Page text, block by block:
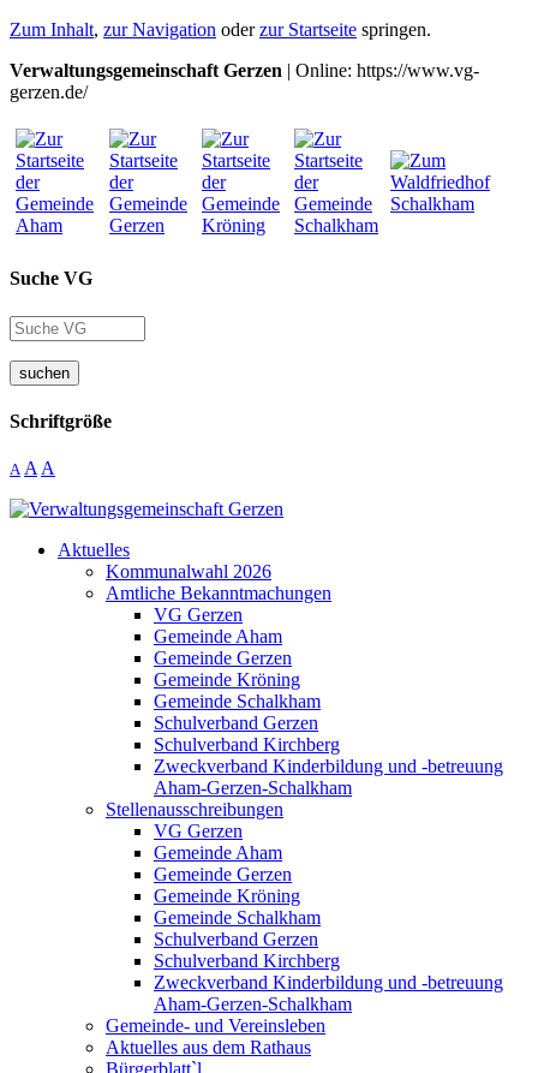
Zum Inhalt, zur Navigation oderzur Startseite springen.
Verwaltungsgemeinschaft Gerzen | Online: https://www.vg-
gerzen.de/
Suche VG
suchen
Schriftgröße
A A A
Aktuelles
Kommunalwahl 2026
Amtliche Bekanntmachungen
VG Gerzen
Gemeinde Aham
Gemeinde Gerzen
Gemeinde Kröning
Gemeinde Schalkham
Schulverband Gerzen
Schulverband Kirchberg
Zweckverband Kinderbildung und -betreuung
Aham-Gerzen-Schalkham
Stellenausschreibungen
VG Gerzen
Gemeinde Aham
Gemeinde Gerzen
Gemeinde Kröning
Gemeinde Schalkham
Schulverband Gerzen
Schulverband Kirchberg
Zweckverband Kinderbildung und -betreuung
Aham-Gerzen-Schalkham
Gemeinde- und Vereinsleben
Aktuelles aus dem Rathaus
Bürgerblatt`l